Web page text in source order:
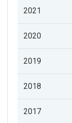
2021
2020
2019
2018
2017